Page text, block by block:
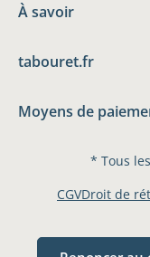
À savoir
tabouret.fr
Moyens de
* Tous
CGVDroit de